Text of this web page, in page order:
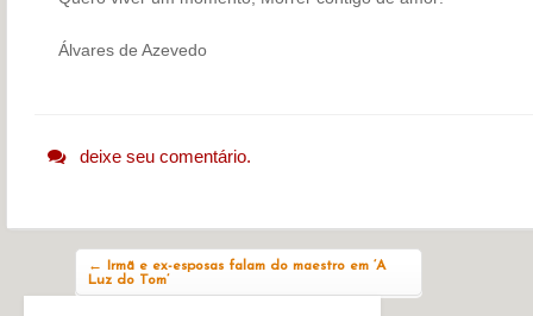
Álvares de Azevedo
deixe seu comentário.
←
Irmã e ex-esposas falam do maestro em ‘A
Luz do Tom’